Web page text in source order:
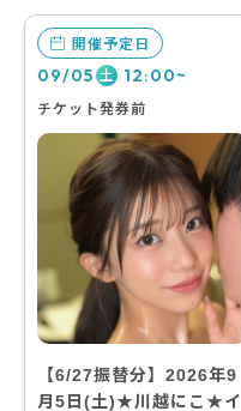
開催予定日
09/05 土 12:00~
チケット発券前
【6/27振替分】2026年9
月5日(土)★川越にこ★イ